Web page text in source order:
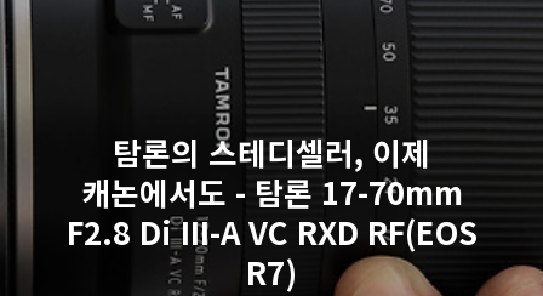
탐론의 스테디셀러, 이제
캐논에서도 - 탐론 17-70mm
F2.8 Di III-A VC RXD RF(EOS
R7)